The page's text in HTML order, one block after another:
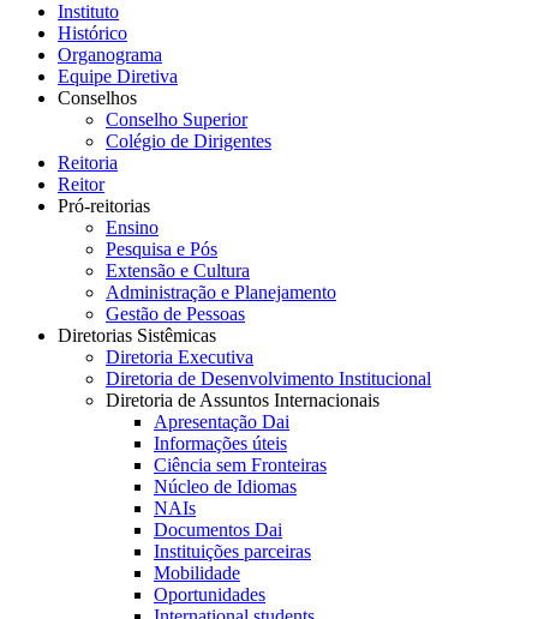
Instituto
Histórico
Organograma
Equipe Diretiva
Conselhos
Conselho Superior
Colégio de Dirigentes
Reitoria
Reitor
Pró-reitorias
Ensino
Pesquisa e Pós
Extensão e Cultura
Administração e Planejamento
Gestão de Pessoas
Diretorias Sistêmicas
Diretoria Executiva
Diretoria de Desenvolvimento Institucional
Diretoria de Assuntos Internacionais
Apresentação Dai
Informações úteis
Ciência sem Fronteiras
Núcleo de Idiomas
NAIs
Documentos Dai
Instituições parceiras
Mobilidade
Oportunidades